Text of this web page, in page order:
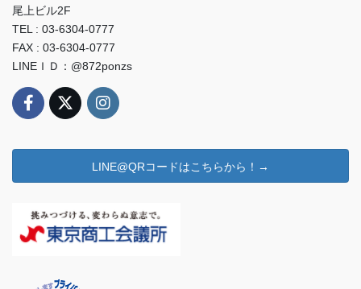
尾上ビル2F
TEL : 03-6304-0777
FAX : 03-6304-0777
LINEＩＤ：@872ponzs
LINE@QRコードはこちらから！→